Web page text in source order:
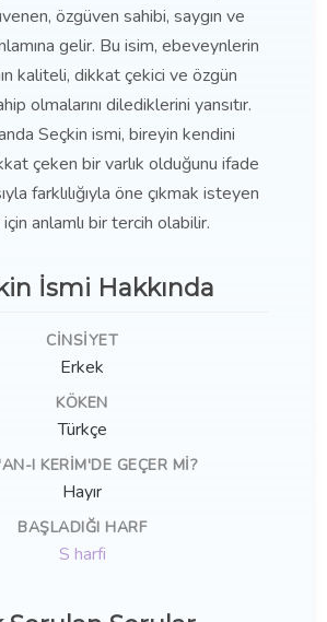
özgüven sahibi, saygın ve
gelir. Bu isim, ebeveynlerin
kaliteli, dikkat çekici ve özgün
olmalarını dilediklerini yansıtır.
Seçkin ismi, bireyin kendini
çeken bir varlık olduğunu ifade
farklılığıyla öne çıkmak isteyen
anlamlı bir tercih olabilir.
İsmi Hakkında
CINSIYET
Erkek
KÖKEN
Türkçe
I KERIM'DE GEÇER MI?
Hayır
BAŞLADIĞI HARF
S harfi